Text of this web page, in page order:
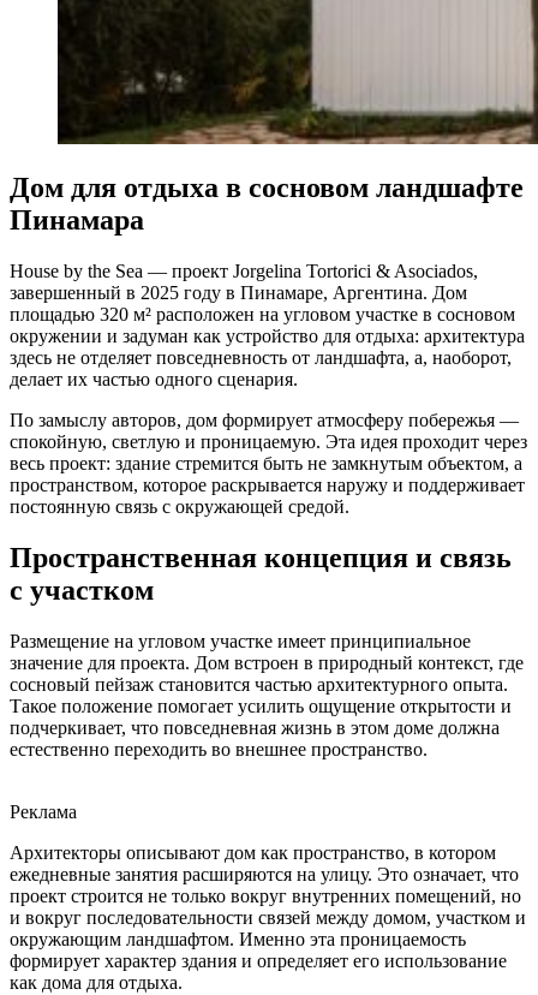
Дом для отдыха в сосновом ландшафте
Пинамара
House by the Sea — проект Jorgelina Tortorici & Asociados,
завершенный в 2025 году в Пинамаре, Аргентина. Дом
площадью 320 м² расположен на угловом участке в сосновом
окружении и задуман как устройство для отдыха: архитектура
здесь не отделяет повседневность от ландшафта, а, наоборот,
делает их частью одного сценария.
По замыслу авторов, дом формирует атмосферу побережья —
спокойную, светлую и проницаемую. Эта идея проходит через
весь проект: здание стремится быть не замкнутым объектом, а
пространством, которое раскрывается наружу и поддерживает
постоянную связь с окружающей средой.
Пространственная концепция и связь
с участком
Размещение на угловом участке имеет принципиальное
значение для проекта. Дом встроен в природный контекст, где
сосновый пейзаж становится частью архитектурного опыта.
Такое положение помогает усилить ощущение открытости и
подчеркивает, что повседневная жизнь в этом доме должна
естественно переходить во внешнее пространство.
Реклама
Архитекторы описывают дом как пространство, в котором
ежедневные занятия расширяются на улицу. Это означает, что
проект строится не только вокруг внутренних помещений, но
и вокруг последовательности связей между домом, участком и
окружающим ландшафтом. Именно эта проницаемость
формирует характер здания и определяет его использование
как дома для отдыха.